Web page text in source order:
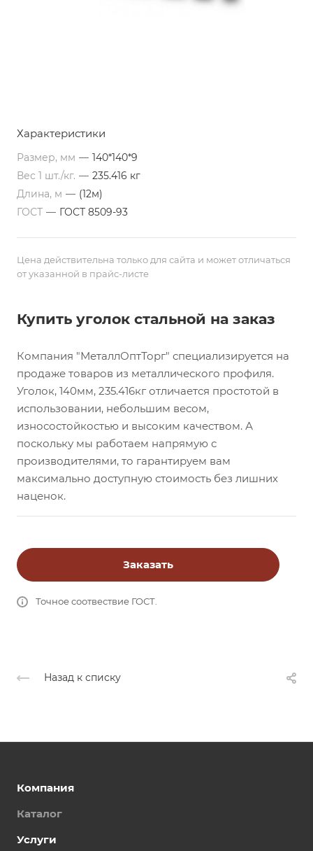
Характеристики
Размер, мм — 140*140*9
Вес 1 шт./кг. — 235.416 кг
Длина, м — (12м)
ГОСТ — ГОСТ 8509-93
Цена действительна только для сайта и может отличаться
от указанной в прайс-листе
Купить уголок стальной на заказ
Компания "МеталлОптТорг" специализируется на
продаже товаров из металлического профиля.
Уголок, 140мм, 235.416кг отличается простотой в
использовании, небольшим весом,
износостойкостью и высоким качеством. А
поскольку мы работаем напрямую с
производителями, то гарантируем вам
максимально доступную стоимость без лишних
наценок.
Заказать
Точное соотвествие ГОСТ.
Назад к списку
Компания
Каталог
Услуги